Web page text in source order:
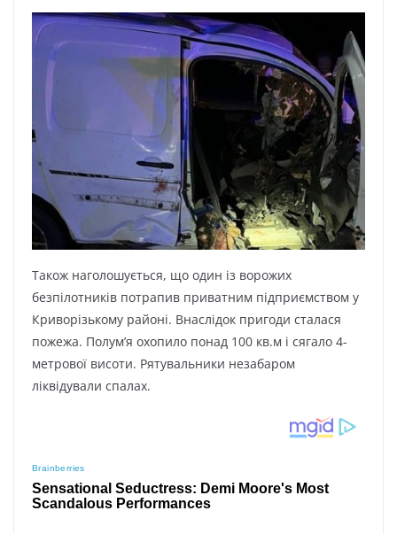
Також наголошується, що один із ворожих
безпілотників потрапив приватним підприємством у
Криворізькому районі. Внаслідок пригоди сталася
пожежа. Полум’я охопило понад 100 кв.м і сягало 4-
метрової висоти. Рятувальники незабаром
ліквідували спалах.